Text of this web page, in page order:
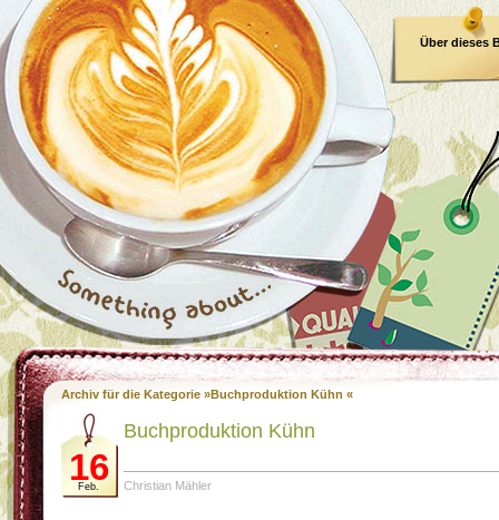
Über dieses
Archiv für die Kategorie »Buchproduktion Kühn «
16
Feb.
Buchproduktion Kühn
Christian Mähler